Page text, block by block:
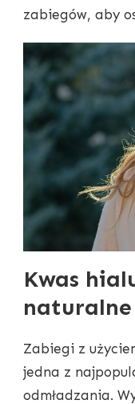
zabiegów, aby
Kwas
naturalne
Zabiegi z
jedna z
odmładzania.